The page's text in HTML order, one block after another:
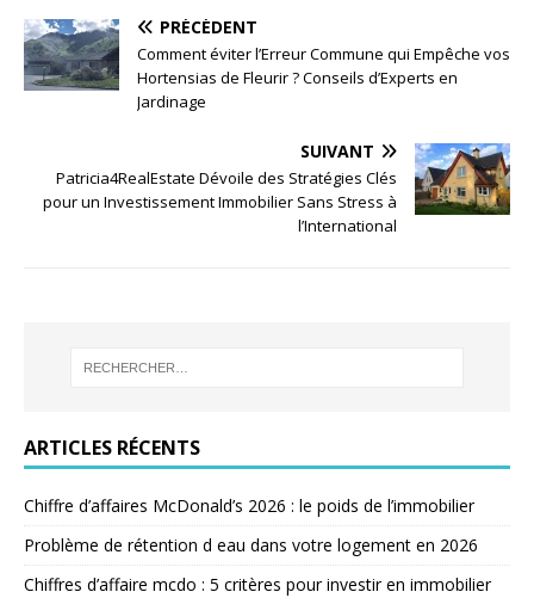
PRÉCÉDENT
Comment éviter l’Erreur Commune qui Empêche vos
Hortensias de Fleurir ? Conseils d’Experts en
Jardinage
SUIVANT
Patricia4RealEstate Dévoile des Stratégies Clés
pour un Investissement Immobilier Sans Stress à
l’International
ARTICLES RÉCENTS
Chiffre d’affaires McDonald’s 2026 : le poids de l’immobilier
Problème de rétention d eau dans votre logement en 2026
Chiffres d’affaire mcdo : 5 critères pour investir en immobilier